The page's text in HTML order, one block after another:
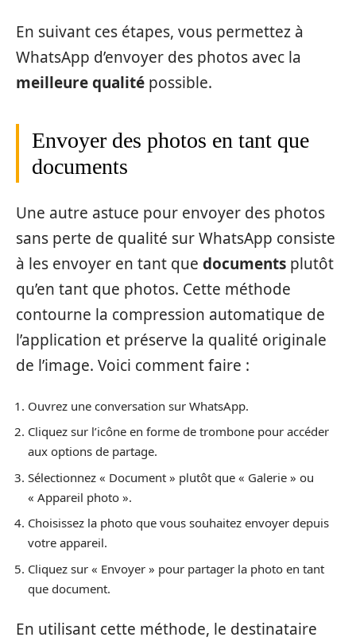
En suivant ces étapes, vous permettez à
WhatsApp d’envoyer des photos avec la
meilleure qualité possible.
Envoyer des photos en tant que
documents
Une autre astuce pour envoyer des photos
sans perte de qualité sur WhatsApp consiste
à les envoyer en tant que documents plutôt
qu’en tant que photos. Cette méthode
contourne la compression automatique de
l’application et préserve la qualité originale
de l’image. Voici comment faire :
Ouvrez une conversation sur WhatsApp.
Cliquez sur l’icône en forme de trombone pour accéder
aux options de partage.
Sélectionnez « Document » plutôt que « Galerie » ou
« Appareil photo ».
Choisissez la photo que vous souhaitez envoyer depuis
votre appareil.
Cliquez sur « Envoyer » pour partager la photo en tant
que document.
En utilisant cette méthode, le destinataire